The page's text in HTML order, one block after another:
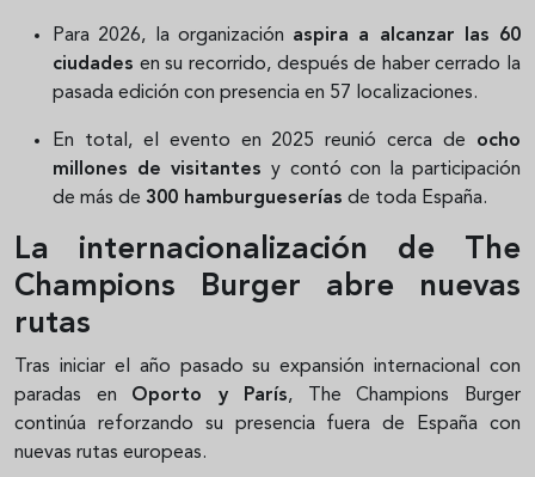
Para 2026, la organización aspira a alcanzar las 60
ciudades en su recorrido, después de haber cerrado la
pasada edición con presencia en 57 localizaciones.
En total, el evento en 2025 reunió cerca de ocho
millones de visitantesy contó con la participación
de más de 300 hamburgueserías de toda España.
La internacionalización de The
Champions Burger abre nuevas
rutas
Tras iniciar el año pasado su expansión internacional con
paradas en Oporto y París, The Champions Burger
continúa reforzando su presencia fuera de España con
nuevas rutas europeas.